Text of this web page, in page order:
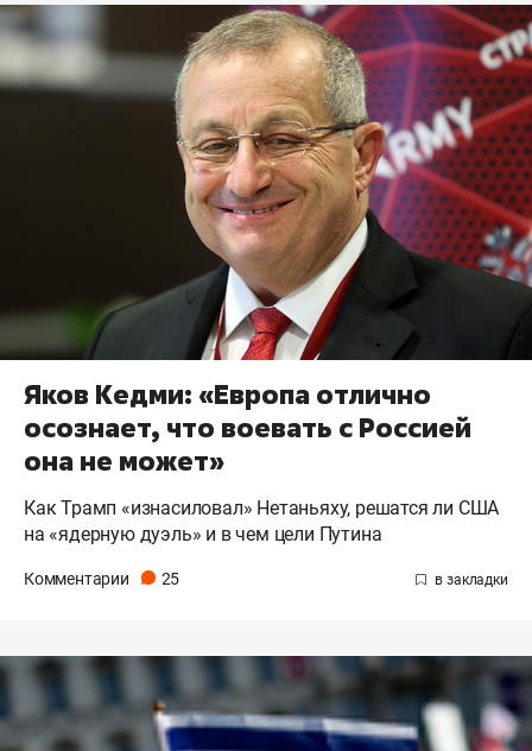
Яков Кедми: «Европа отлично
осознает, что воевать с Россией
она не может»
Как Трамп «изнасиловал» Нетаньяху, решатся ли США
на «ядерную дуэль» и в чем цели Путина
Комментарии 25